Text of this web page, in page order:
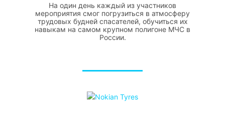
На один день каждый из участников
мероприятия смог погрузиться в атмосферу
трудовых будней спасателей, обучиться их
навыкам на самом крупном полигоне МЧС в
России.